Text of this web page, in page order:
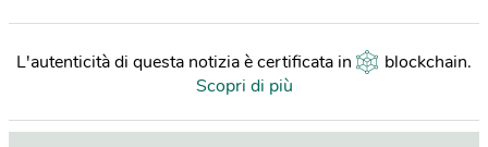
L'autenticità di questa notizia è certificata in blockchain.
Scopri di più